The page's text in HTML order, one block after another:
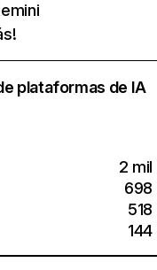
plataformas de IA
2 mil
698
518
144